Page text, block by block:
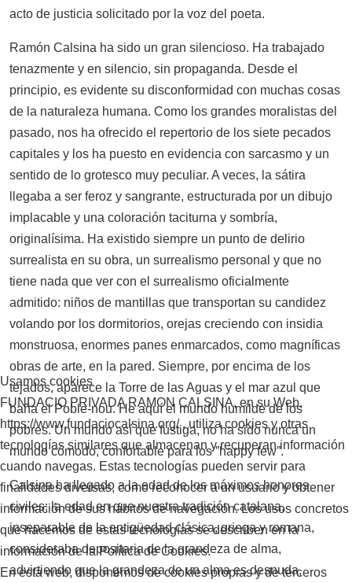
acto de justicia solicitado por la voz del poeta.
Ramón Calsina ha sido un gran silencioso. Ha trabajado
tenazmente y en silencio, sin propaganda. Desde el
principio, es evidente su disconformidad con muchas cosas
de la naturaleza humana. Como los grandes moralistas del
pasado, nos ha ofrecido el repertorio de los siete pecados
capitales y los ha puesto en evidencia con sarcasmo y un
sentido de lo grotesco muy peculiar. A veces, la sátira
llegaba a ser feroz y sangrante, estructurada por un dibujo
implacable y una coloración taciturna y sombría,
originalísima. Ha existido siempre un punto de delirio
surrealista en su obra, un surrealismo personal y que no
tiene nada que ver con el surrealismo oficialmente
admitido: niños de mantillas que transportan su candidez
volando por los dormitorios, orejas creciendo con insidia
monstruosa, enormes panes enmarcados, como magníficas
obras de arte, en la pared. Siempre, por encima de los
tejados, aparece la Torre de las Aguas y el mar azul que
baña el Poble-nou. He aquí el mundo humilde de los
pobres. Un mundo así que fustiga, no ha sido nunca un
mundo cómodo, confortable para los ”happy few”.
Calsina ha llegado a la edad de los máximos honores
civiles; la edad en que nuestra tradición catalana,
inseparable de la antigüedad clásica, griega y romana,
consideraba depositaria de la grandeza de alma,
advirtiendo que la grandeza de un alma es desnuda,
Usamos cookies
FUNDACIO PRIVADA RAMON CALSINA, en su Web,
https://www.fundaciocalsina.org/ , utiliza cookies y otras
tecnologías similares que almacenan y recuperan información
cuando navegas. Estas tecnologías pueden servir para
finalidades diversas, como reconocer a un usuario y obtener
información de sus hábitos de navegación. Los usos concretos
que hacemos de estas tecnologías se describen en la
información de la Política de Cookies.
En esta web, disponemos de cookies propias y de terceros